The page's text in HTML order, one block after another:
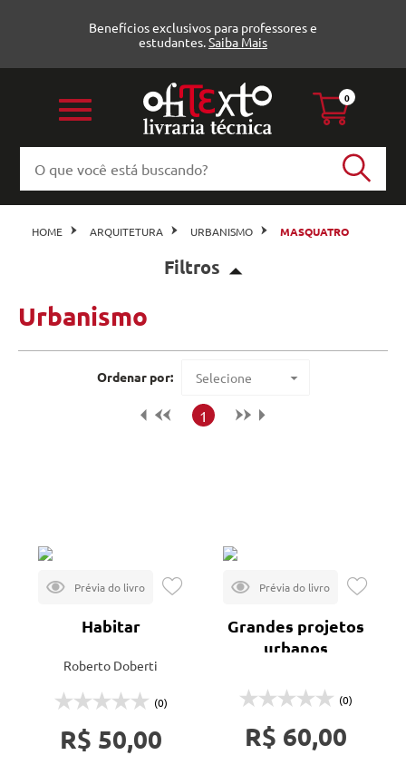
Benefícios exclusivos para professores e
estudantes. Saiba Mais
0
HOME ARQUITETURA URBANISMO MASQUATRO
Filtros
Urbanismo (5)
Masquatro
Veja todas as opções
Urbanismo
Ordenar por: Selecione
Maior preço
1
Habitar
Roberto Doberti
(0)
R$ 50,00
Grandes projetos
urbanos
(0)
R$ 60,00